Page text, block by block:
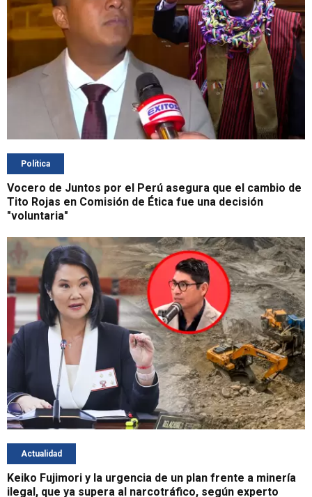
Política
Vocero de Juntos por el Perú asegura que el cambio de
Tito Rojas en Comisión de Ética fue una decisión
"voluntaria"
Actualidad
Keiko Fujimori y la urgencia de un plan frente a minería
ilegal, que ya supera al narcotráfico, según experto